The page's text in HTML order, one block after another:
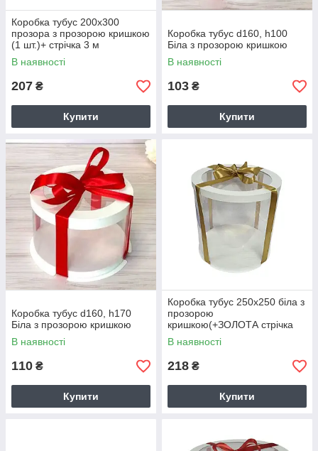
Коробка тубус 200х300
прозора з прозорою кришкою
(1 шт.)+ стрічка 3 м
В наявності
207 ₴
Купити
Коробка тубус d160, h100
Біла з прозорою кришкою
В наявності
103 ₴
Купити
Коробка тубус d160, h170
Біла з прозорою кришкою
В наявності
110 ₴
Купити
Коробка тубус 250х250 біла з
прозорою
кришкою(+ЗОЛОТА стрічка
3м)
В наявності
218 ₴
Купити